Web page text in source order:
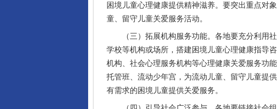
困境儿童心理健康提供精神滋养。要突出重点对
童、留守儿童关爱服务活动。
（三）拓展机构服务功能。各地要充分利用社
学校等机构或场所，搭建困境儿童心理健康指导
机构、社会心理服务机构等心理健康关爱服务功
托管班、流动少年宫，为流动儿童、留守儿童提
有需求的困境儿童提供关爱服务。